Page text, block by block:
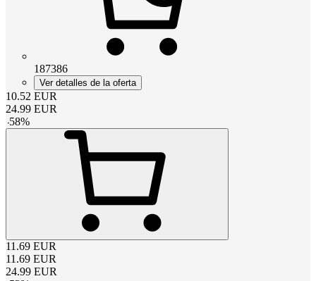
187386
Ver detalles de la oferta
10.52 EUR
24.99 EUR
-58%
11.69 EUR
11.69 EUR
24.99 EUR